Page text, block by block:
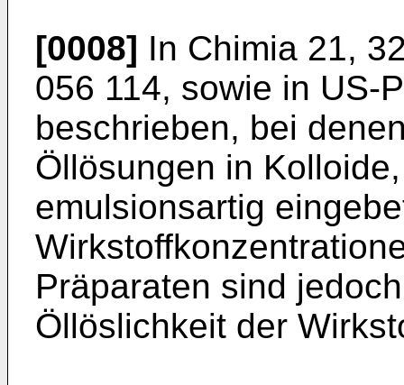
[0008] In Chimia 21,
056 114, sowie in US-
beschrieben, bei
Öllösungen in
emulsionsartig
Präparaten sind
Öllöslichkeit der